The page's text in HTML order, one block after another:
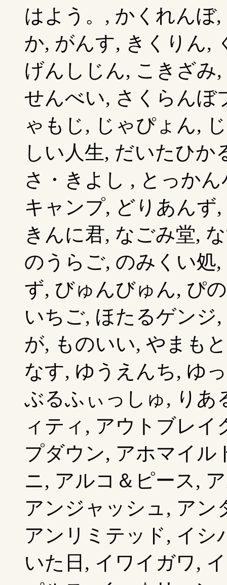
はよう。, かくれんぼ
か, がんす, きくりん,
げんしじん, こきざみ
せんべい, さくらんぼ
ゃもじ, じゃぴょん,
しい人生, だいたひか
さ・きよし , とっか
キャンプ, どりあんず
きんに君, なごみ堂,
のうらご, のみくい処
ず, びゅんびゅん, ぴ
いちご, ほたるゲンジ
が, ものいい, やまも
なす, ゆうえんち, ゆ
ぶるふぃっしゅ, りあ
ィティ, アウトブレ
プダウン, アホマイル
ニ, アルコ＆ピース,
アンジャッシュ, アン
アンリミテッド, イシ
いた日, イワイガワ,